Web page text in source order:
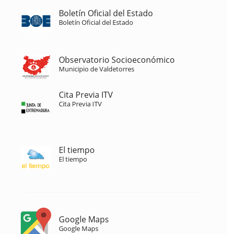
Boletín Oficial del Estado
Boletín Oficial del Estado
Observatorio Socioeconómico
Municipio de Valdetorres
Cita Previa ITV
Cita Previa ITV
El tiempo
El tiempo
Google Maps
Google Maps